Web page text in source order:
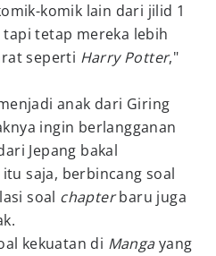
komik lain dari jilid 1
tetap mereka lebih
seperti Harry Potter,"
anak dari Giring
ingin berlangganan
Jepang bakal
saja, berbincang soal
soal chapterbaru juga
kekuatan di Mangayang